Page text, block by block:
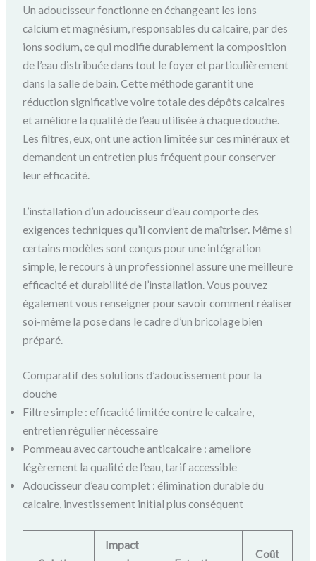
Un adoucisseur fonctionne en échangeant les ions
calcium et magnésium, responsables du calcaire, par des
ions sodium, ce qui modifie durablement la composition
de l’eau distribuée dans tout le foyer et particulièrement
dans la salle de bain. Cette méthode garantit une
réduction significative voire totale des dépôts calcaires
et améliore la qualité de l’eau utilisée à chaque douche.
Les filtres, eux, ont une action limitée sur ces minéraux et
demandent un entretien plus fréquent pour conserver
leur efficacité.
L’installation d’un adoucisseur d’eau comporte des
exigences techniques qu’il convient de maîtriser. Même si
certains modèles sont conçus pour une intégration
simple, le recours à un professionnel assure une meilleure
efficacité et durabilité de l’installation. Vous pouvez
également vous renseigner pour savoir comment réaliser
soi-même la pose dans le cadre d’un bricolage bien
préparé.
Comparatif des solutions d’adoucissement pour la
douche
Filtre simple : efficacité limitée contre le calcaire,
entretien régulier nécessaire
Pommeau avec cartouche anticalcaire : ameliore
légèrement la qualité de l’eau, tarif accessible
Adoucisseur d’eau complet : élimination durable du
calcaire, investissement initial plus conséquent
Impact
Coût